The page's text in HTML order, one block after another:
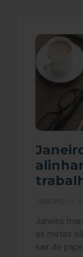
Janeiro
as metas
sair do